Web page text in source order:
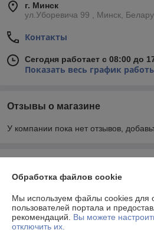
г. Минск
ул.Уборевича 99 , Минск,
Контакты
Сегодня работает с 08:00 до
Показать весь график
Отзывы о магазине
У компании пока нет отзывов,
Доставка и оплата
Обработка файлов cookie
Мы используем файлы cookies для
пользователей портала и
рекомендаций. Вы можете
отключить их.